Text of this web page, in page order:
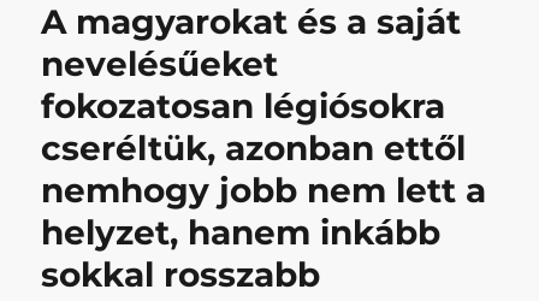
A magyarokat és a saját
nevelésűeket
fokozatosan légiósokra
cseréltük, azonban ettől
nemhogy jobb nem lett a
helyzet, hanem inkább
sokkal rosszabb